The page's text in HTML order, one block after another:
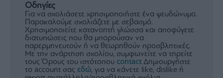
Οδηγίες
Για να σχολιάσετε χρησιμοποιήστε ένα ψευδώνυμο.
Παρακαλούμε σχολιάζετε με σεβασμό.
Χρησιμοποιείτε κατανοητή γλώσσα και αποφύγετε
διατυπώσεις που θα μπορούσαν να
παρερμηνευτούν ή να θεωρηθούν προσβλητικές.
Με την ανάρτηση σχολίου, συμφωνείτε να τηρείτε
τους Όρους του ιστότοπου contactΔημιουργήστε
το account σας εδώ, για να κάνετε like, dislike ή